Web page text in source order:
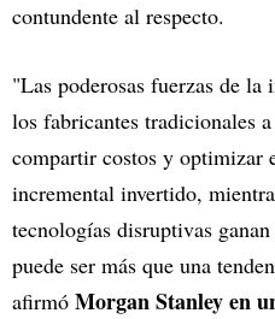
contundente al respecto.
"Las poderosas fuerzas de
los fabricantes tradicionales
compartir costos y optimizar
incremental invertido,
tecnologías disruptivas
puede ser más que una
afirmó Morgan Stanley en